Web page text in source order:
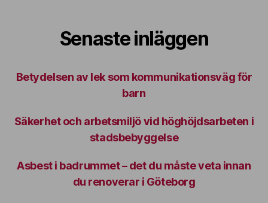
Senaste inläggen
Betydelsen av lek som kommunikationsväg för
barn
Säkerhet och arbetsmiljö vid höghöjdsarbeten i
stadsbebyggelse
Asbest i badrummet – det du måste veta innan
du renoverar i Göteborg